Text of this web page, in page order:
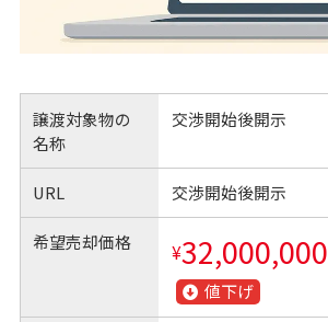
譲渡対象物の
名称
交渉開始後開示
URL 交渉開始後開示
希望売却価格 ¥32,000,000
値下げ